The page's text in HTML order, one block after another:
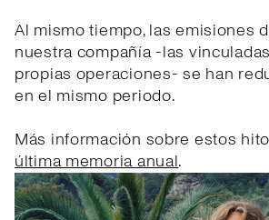
Al mismo tiempo, las emisiones
nuestra compañía -las
propias operaciones- se han
en el mismo periodo.
Más información sobre estos
última memoria anual.